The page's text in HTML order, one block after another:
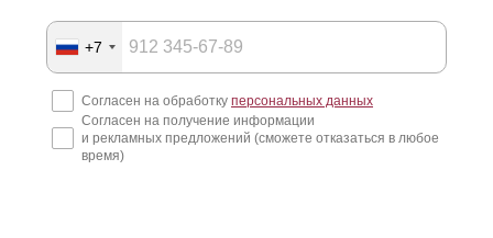
+7
Согласен на обработку персональных данных
Согласен на получение информации
и рекламных предложений (сможете отказаться в любое
время)